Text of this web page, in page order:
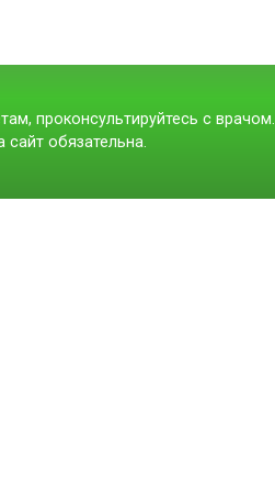
проконсультируйтесь с врачом.
сайт обязательна.